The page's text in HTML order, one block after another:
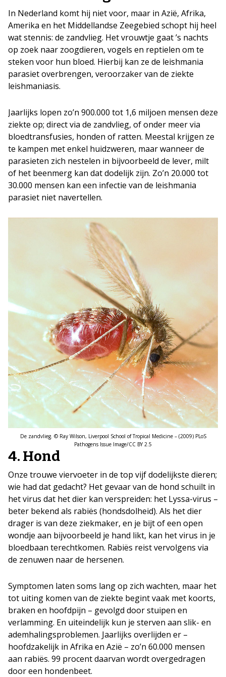
In Nederland komt hij niet voor, maar in Azië, Afrika,
Amerika en het Middellandse Zeegebied schopt hij heel
wat stennis: de zandvlieg. Het vrouwtje gaat ’s nachts
op zoek naar zoogdieren, vogels en reptielen om te
steken voor hun bloed. Hierbij kan ze de leishmania
parasiet overbrengen, veroorzaker van de ziekte
leishmaniasis.
Jaarlijks lopen zo’n 900.000 tot 1,6 miljoen mensen deze
ziekte op; direct via de zandvlieg, of onder meer via
bloedtransfusies, honden of ratten. Meestal krijgen ze
te kampen met enkel huidzweren, maar wanneer de
parasieten zich nestelen in bijvoorbeeld de lever, milt
of het beenmerg kan dat dodelijk zijn. Zo’n 20.000 tot
30.000 mensen kan een infectie van de leishmania
parasiet niet navertellen.
De zandvlieg. © Ray Wilson, Liverpool School of Tropical Medicine – (2009) PLoS
Pathogens Issue Image/CC BY 2.5
4. Hond
Onze trouwe viervoeter in de top vijf dodelijkste dieren;
wie had dat gedacht? Het gevaar van de hond schuilt in
het virus dat het dier kan verspreiden: het Lyssa-virus –
beter bekend als rabiës (hondsdolheid). Als het dier
drager is van deze ziekmaker, en je bijt of een open
wondje aan bijvoorbeeld je hand likt, kan het virus in je
bloedbaan terechtkomen. Rabiës reist vervolgens via
de zenuwen naar de hersenen.
Symptomen laten soms lang op zich wachten, maar het
tot uiting komen van de ziekte begint vaak met koorts,
braken en hoofdpijn – gevolgd door stuipen en
verlamming. En uiteindelijk kun je sterven aan slik- en
ademhalingsproblemen. Jaarlijks overlijden er –
hoofdzakelijk in Afrika en Azië – zo’n 60.000 mensen
aan rabiës. 99 procent daarvan wordt overgedragen
door een hondenbeet.